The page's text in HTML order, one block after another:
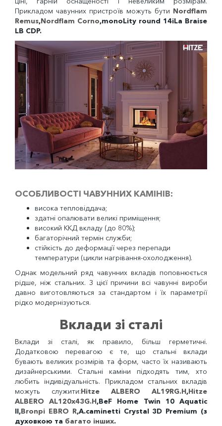
Прикладом чавунних пристроїв можуть бути Nordflam
Remus,Nordflam Corno,monoLity round 14іLa Braise
LB CDP.
ОСОБЛИВОСТІ ЧАВУННИХ КАМІНІВ:
висока тепловіддача;
здатні опалювати великі приміщення;
високий ККД вкладу (до 80%);
багаторічний термін служби;
стійкість до деформації через перепади
температури (цикли нагрівання-охолодження).
Однак модельний ряд чавунних вкладів поповнюється
рідше, ніж стальних. З цієї причини всі чавунні вироби
давно виготовляються за стандартом і їх параметрії
рідко модернізуються.
Вклади зі сталі
Вклади зі сталі, як правило, більш герметичні.
Додатковою перевагою є те, що стальні вклади
бувають великих розмірів та форм, часто їх називають
дизайнерськими. Стальні каміни підходять тим, хто
любить індивідуальність. Прикладом стальних вкладів
можуть служити:Hitze ALBERO AL19RG.H,Hitze
ALBERO AL120x43G.H,BeF Home Twin 10 Aquatic
II,Bronpi EBRO R,A.caminetti Crystal 3D Premium (з
духовкою та багато інших.